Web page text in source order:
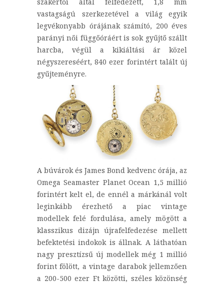
vastagságú szerkezetével a világ egyik
legvékonyabb órájának számító, 200 éves
parányi női függőóráért is sok gyűjtő szállt
harcba, végül a kikiáltási ár
közel
négyszereséért, 840 ezer forintért talált új
gyűjteményre.
A búvárok és James Bond kedvenc órája, az
Omega Seamaster Planet Ocean 1,5 millió
forintért kelt el, de ennél a márkánál volt
leginkább érezhető a piac vintage
modellek felé fordulása, amely mögött a
klasszikus dizájn újrafelfedezése mellett
befektetési indokok is állnak. A láthatóan
nagy presztízsű új modellek még 1 millió
forint fölött, a vintage darabok jellemzően
a 200-500 ezer Ft közötti, széles közönség